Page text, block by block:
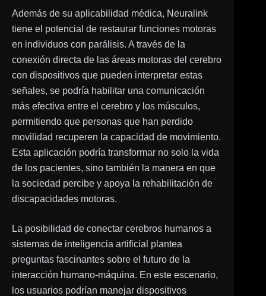
Además de su aplicabilidad médica, Neuralink
tiene el potencial de restaurar funciones motoras
en individuos con parálisis. A través de la
conexión directa de las áreas motoras del cerebro
con dispositivos que pueden interpretar estas
señales, se podría habilitar una comunicación
más efectiva entre el cerebro y los músculos,
permitiendo que personas que han perdido
movilidad recuperen la capacidad de movimiento.
Esta aplicación podría transformar no solo la vida
de los pacientes, sino también la manera en que
la sociedad percibe y apoya la rehabilitación de
discapacidades motoras.
La posibilidad de conectar cerebros humanos a
sistemas de inteligencia artificial plantea
preguntas fascinantes sobre el futuro de la
interacción humano-máquina. En este escenario,
los usuarios podrían manejar dispositivos